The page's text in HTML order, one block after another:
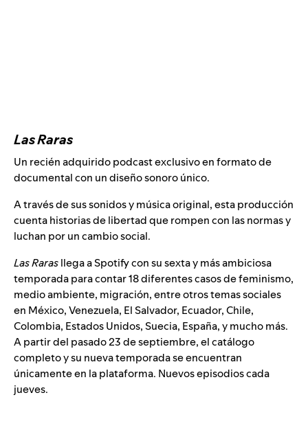
Las Raras
Un recién adquirido podcast exclusivo en formato de
documental con un diseño sonoro único.
A través de sus sonidos y música original, esta producción
cuenta historias de libertad que rompen con las normas y
luchan por un cambio social.
Las Rarasllega a Spotify con su sexta y más ambiciosa
temporada para contar 18 diferentes casos de feminismo,
medio ambiente, migración, entre otros temas sociales
en México, Venezuela, El Salvador, Ecuador, Chile,
Colombia, Estados Unidos, Suecia, España, y mucho más.
A partir del pasado 23 de septiembre, el catálogo
completo y su nueva temporada se encuentran
únicamente en la plataforma. Nuevos episodios cada
jueves.